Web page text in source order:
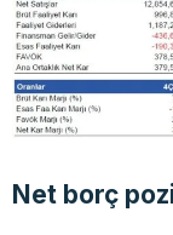
Net borç